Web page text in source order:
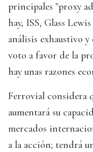
principales "proxy
hay, ISS, Glass
análisis exhaustivo
voto a favor de la
hay unas razones
Ferrovial considera
aumentará su
mercados
a la acción; tendrá